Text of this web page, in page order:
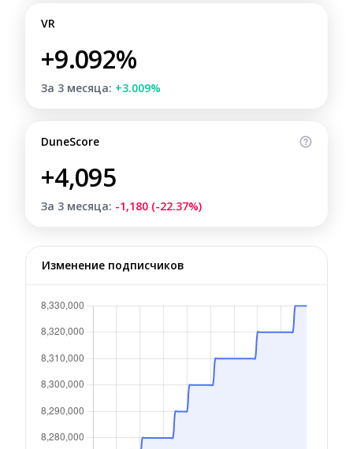
VR
+9.092%
За 3 месяца: +3.009%
DuneScore
+4,095
За 3 месяца: -1,180 (-22.37%)
Изменение подписчиков